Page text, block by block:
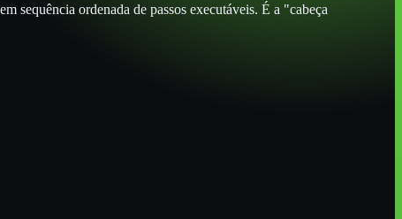
sequência ordenada de passos executáveis. É a "cabeça